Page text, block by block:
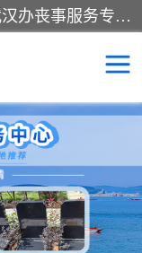
湖北殡仪一条龙,武汉殡葬一条龙,武汉办丧事服务专理红白佛事、病人临终关怀、医院或家中老人去世穿寿衣、灵车遗体接运、殡仪馆告别厅预约、办理火葬场手续、民俗丧事策划、遗体告别仪式、民俗礼仪服务、殡葬礼仪策划、陵园墓位导购、寺庙塔位择吉、往生功德策划、民俗功德策划、异地殡葬礼仪服务、异地骨灰接送返乡
龙服务
湿地公园
土陵园